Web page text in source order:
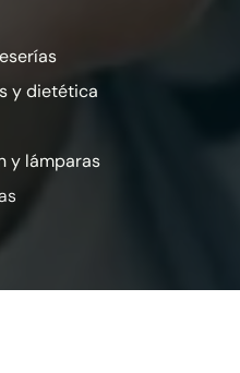
y dietética
y lámparas